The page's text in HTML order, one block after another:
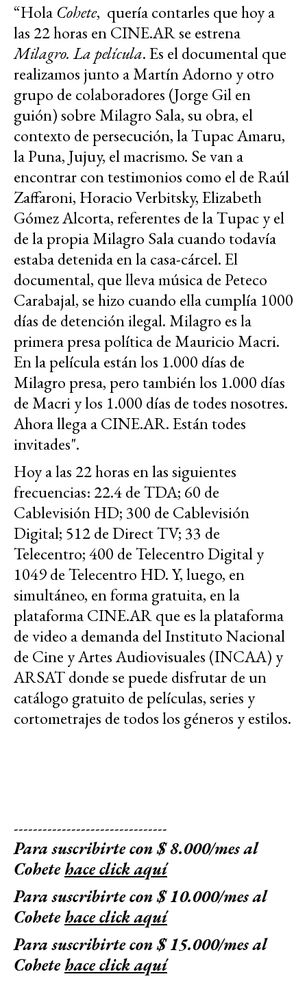
“Hola Cohete, quería contarles que hoy a
las 22 horas en CINE.AR se estrena
Milagro. La película. Es el documental que
realizamos junto a Martín Adorno y otro
grupo de colaboradores (Jorge Gil en
guión) sobre Milagro Sala, su obra, el
contexto de persecución, la Tupac Amaru,
la Puna, Jujuy, el macrismo. Se van a
encontrar con testimonios como el de Raúl
Zaffaroni, Horacio Verbitsky, Elizabeth
Gómez Alcorta, referentes de la Tupac y el
de la propia Milagro Sala cuando todavía
estaba detenida en la casa-cárcel. El
documental, que lleva música de Peteco
Carabajal, se hizo cuando ella cumplía 1000
días de detención ilegal. Milagro es la
primera presa política de Mauricio Macri.
En la película están los 1.000 días de
Milagro presa, pero también los 1.000 días
de Macri y los 1.000 días de todes nosotres.
Ahora llega a CINE.AR. Están todes
invitades".
Hoy a las 22 horas en las siguientes
frecuencias: 22.4 de TDA; 60 de
Cablevisión HD; 300 de Cablevisión
Digital; 512 de Direct TV; 33 de
Telecentro; 400 de Telecentro Digital y
1049 de Telecentro HD. Y, luego, en
simultáneo, en forma gratuita, en la
plataforma CINE.AR que es la plataforma
de video a demanda del Instituto Nacional
de Cine y Artes Audiovisuales (INCAA) y
ARSAT donde se puede disfrutar de un
catálogo gratuito de películas, series y
cortometrajes de todos los géneros y estilos.
--------------------------------
Para suscribirte con $ 8.000/mes al
Cohetehace click aquí
Para suscribirte con $ 10.000/mes al
Cohetehace click aquí
Para suscribirte con $ 15.000/mes al
Cohetehace click aquí